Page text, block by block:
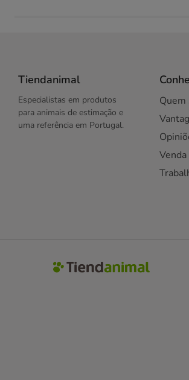
Tiendanimal
Especialistas em produtos
para animais de estimação e
uma referência em Portugal.
Quem